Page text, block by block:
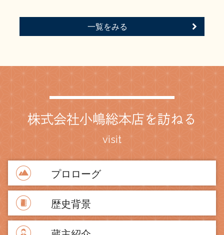
一覧をみる
株式会社小嶋総本店を訪ねる
visit
プロローグ
歴史背景